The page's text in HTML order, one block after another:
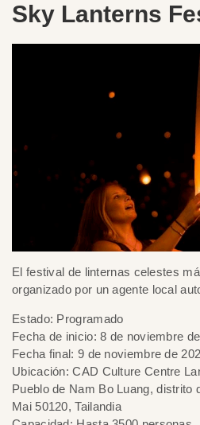
Sky Lanterns
El festival de linternas celestes
organizado por un agente local
Estado: Programado
Fecha de inicio: 8 de noviembre
Fecha final: 9 de noviembre de
Ubicación: CAD Culture Centre
Pueblo de Nam Bo Luang, distrito
Mai 50120, Tailandia